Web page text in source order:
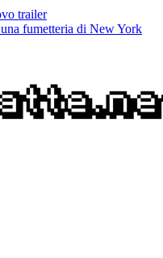
trailer
fumetteria di New York